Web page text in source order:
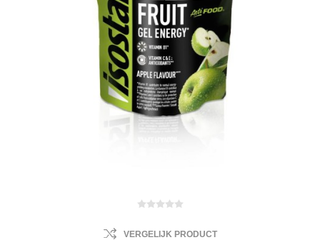
VERGELIJK PRODUCT